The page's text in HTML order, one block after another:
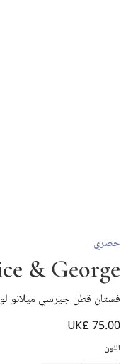
حصري
& George
فستان قطن جيرسي ميلانو
UK£ 75.00
اللون